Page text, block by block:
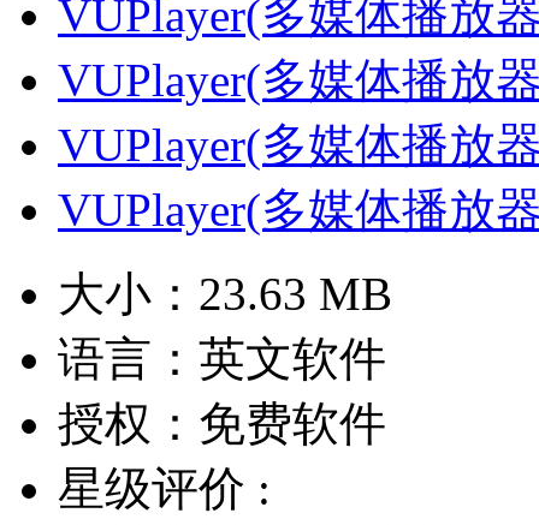
VUPlayer(多媒体播放
VUPlayer(多媒体播放
VUPlayer(多媒体播放
VUPlayer(多媒体播放
大小： 23.63 MB
语言： 英文软件
授权： 免费软件
星级评价 :